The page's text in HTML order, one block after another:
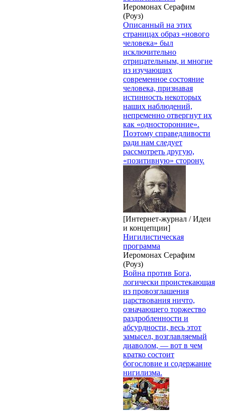
Иеромонах Серафим
(Роуз)
Описанный на этих
страницах образ «нового
человека» был
исключительно
отрицательным, и многие
из изучающих
современное состояние
человека, признавая
истинность некоторых
наших наблюдений,
непременно отвергнут их
как «односторонние».
Поэтому справедливости
ради нам следует
рассмотреть другую,
«позитивную» сторону.
[Интернет-журнал / Идеи
и концепции]
Нигилистическая
программа
Иеромонах Серафим
(Роуз)
Война против Бога,
логически проистекающая
из провозглашения
царствования ничто,
означающего торжество
раздробленности и
абсурдности, весь этот
замысел, возглавляемый
диаволом, — вот в чем
кратко состоит
богословие и содержание
нигилизма.